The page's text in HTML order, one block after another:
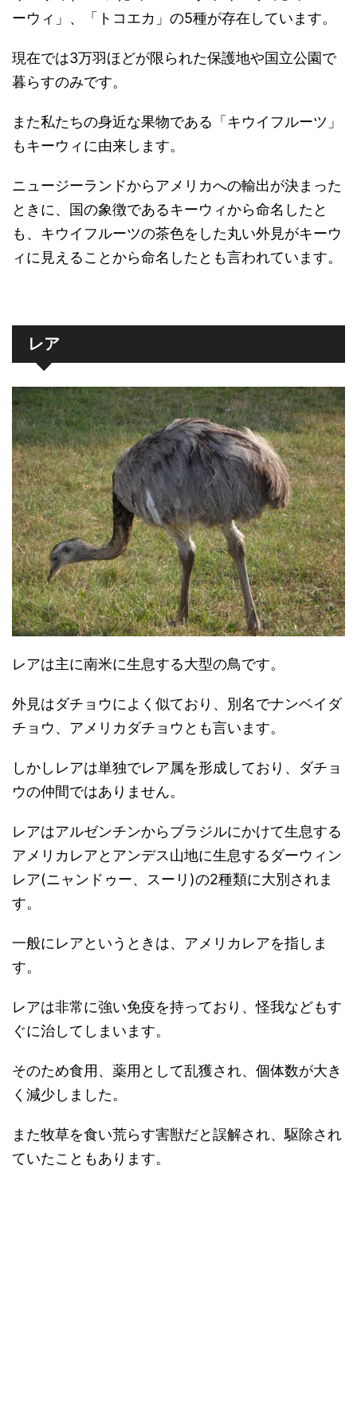
ーウィ」、「トコエカ」の5種が存在しています。
現在では3万羽ほどが限られた保護地や国立公園で
暮らすのみです。
また私たちの身近な果物である「キウイフルーツ」
もキーウィに由来します。
ニュージーランドからアメリカへの輸出が決まった
ときに、国の象徴であるキーウィから命名したと
も、キウイフルーツの茶色をした丸い外見がキーウ
ィに見えることから命名したとも言われています。
レア
レアは主に南米に生息する大型の鳥です。
外見はダチョウによく似ており、別名でナンベイダ
チョウ、アメリカダチョウとも言います。
しかしレアは単独でレア属を形成しており、ダチョ
ウの仲間ではありません。
レアはアルゼンチンからブラジルにかけて生息する
アメリカレアとアンデス山地に生息するダーウィン
レア(ニャンドゥー、スーリ)の2種類に大別されま
す。
一般にレアというときは、アメリカレアを指しま
す。
レアは非常に強い免疫を持っており、怪我などもす
ぐに治してしまいます。
そのため食用、薬用として乱獲され、個体数が大き
く減少しました。
また牧草を食い荒らす害獣だと誤解され、駆除され
ていたこともあります。